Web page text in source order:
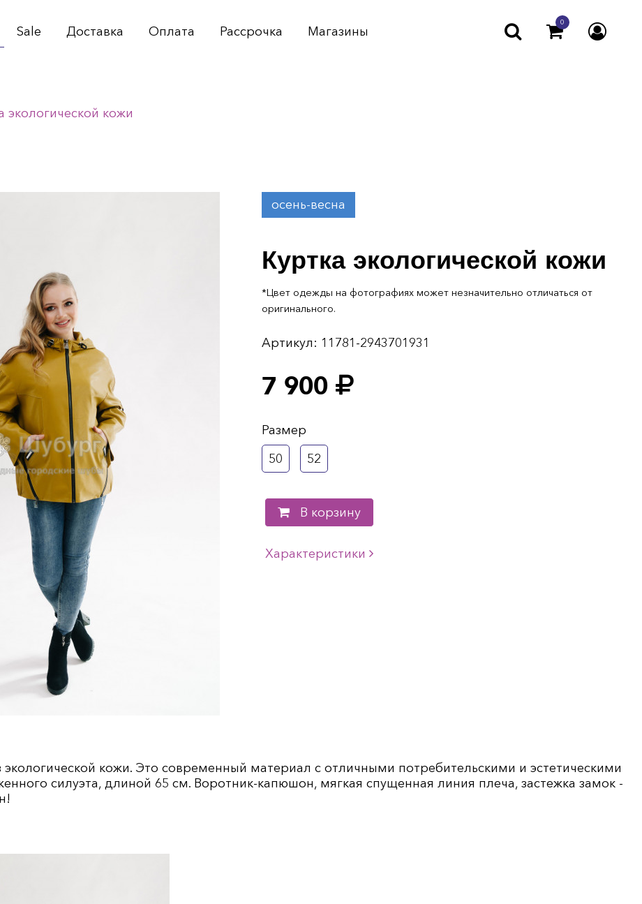
Sale Доставка Оплата Рассрочка Магазины
0
экологической кожи
осень-весна
Куртка экологической кожи
*Цвет одежды на фотографиях может незначительно отличаться от
оригинального.
Артикул: 11781-2943701931
7 900
Размер
50
52
В корзину
Характеристики
экологической кожи. Это современный материал с отличными потребительскими и эстетическими
силуэта, длиной 65 см. Воротник-капюшон, мягкая спущенная линия плеча, застежка замок -